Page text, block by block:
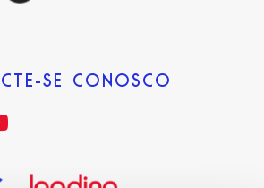
SE CONOSCO